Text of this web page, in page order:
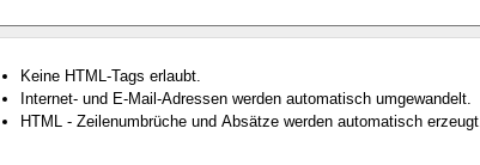
Keine HTML-Tags erlaubt.
Internet- und E-Mail-Adressen werden automatisch umgewandelt.
HTML - Zeilenumbrüche und Absätze werden automatisch erzeugt.